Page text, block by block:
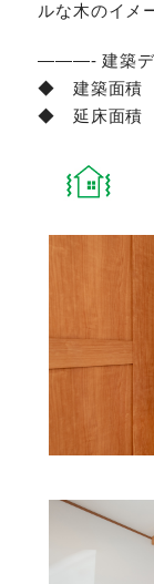
ルな木のイメ
———- 建築
◆ 建築面積
◆ 延床面積